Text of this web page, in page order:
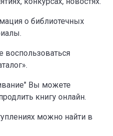
о библиотечных
Вы можете
книгу онлайн.
можно найти в